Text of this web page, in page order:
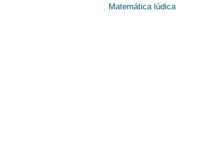
Matemática lúdica